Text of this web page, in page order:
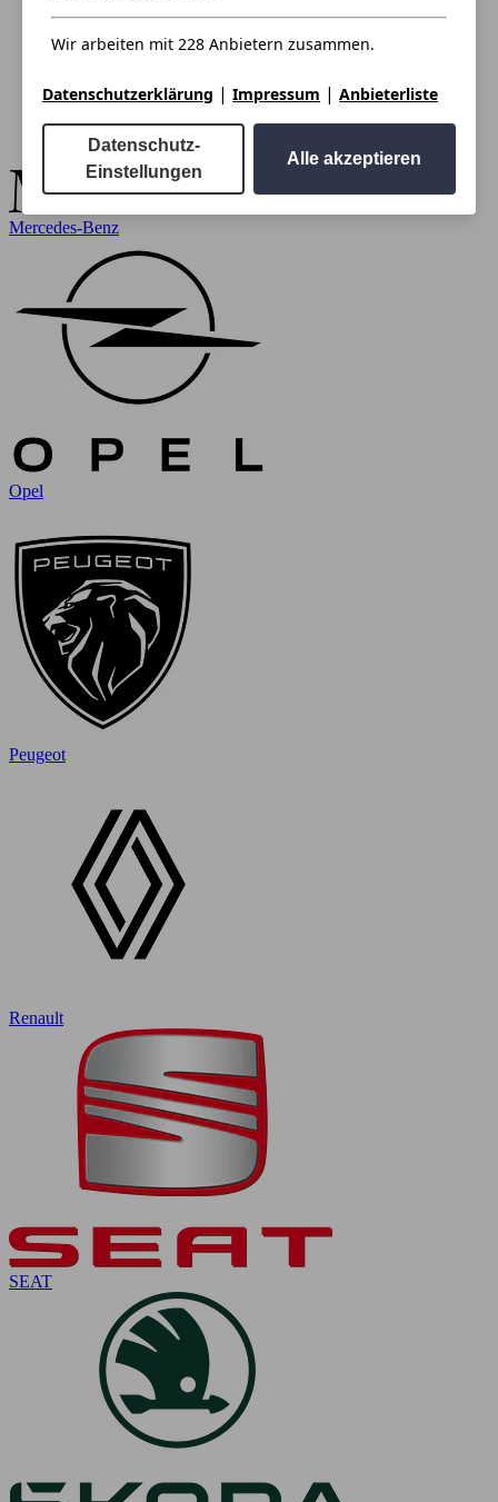
Mercedes-Benz
Opel
Peugeot
Renault
SEAT
Wir arbeiten mit 228 Anbietern zusammen.
Datenschutzerklärung | Impressum | Anbieterliste
Datenschutz-
Einstellungen
Alle akzeptieren